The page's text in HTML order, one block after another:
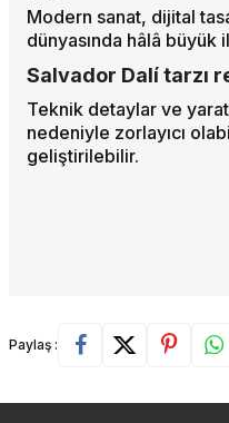
Modern sanat, dijital
dünyasında hâlâ büyük
Salvador Dalí tarzı
Teknik detaylar ve
nedeniyle zorlayıcı
geliştirilebilir.
Paylaş :